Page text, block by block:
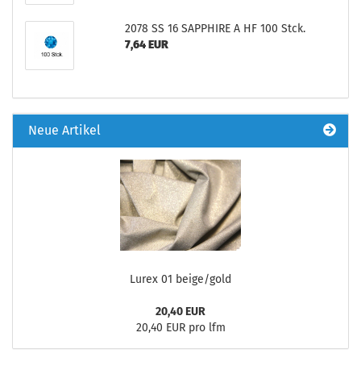
2078 SS 16 SAPPHIRE A HF 100 Stck.
7,64 EUR
Neue Artikel
Lurex 01 beige/gold
20,40 EUR
20,40 EUR pro lfm